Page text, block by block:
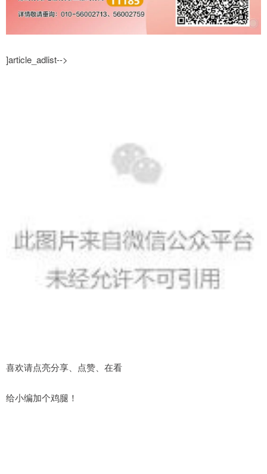
]article_adlist-->
喜欢请点亮分享、点赞、在看
给小编加个鸡腿！